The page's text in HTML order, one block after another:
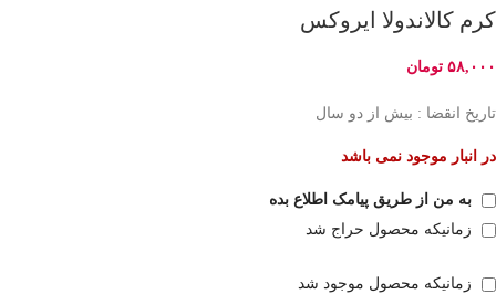
کرم کالاندولا ایروکس
۵۸,۰۰۰ تومان
تاریخ انقضا : بیش از دو سال
در انبار موجود نمی باشد
به من از طریق پیامک اطلاع بده
زمانیکه محصول حراج شد
زمانیکه محصول موجود شد